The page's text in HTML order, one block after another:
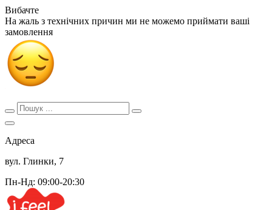
Вибачте
На жаль з технічних причин ми не можемо приймати ваші
замовлення
Адреса
вул. Глинки, 7
Пн-Нд: 09:00-20:30